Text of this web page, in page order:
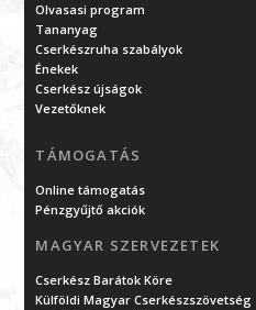
Olvasasi program
Tananyag
Cserkészruha szabályok
Énekek
Cserkész újságok
Vezetőknek
TÁMOGATÁS
Online támogatás
Pénzgyűjtő akciók
MAGYAR SZERVEZETEK
Cserkész Barátok Köre
Külföldi Magyar Cserkészszövetség